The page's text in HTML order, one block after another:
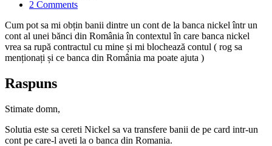
2 Comments
Cum pot sa mi obțin banii dintre un cont de la banca nickel într un
cont al unei bănci din România în contextul în care banca nickel
vrea sa rupă contractul cu mine și mi blochează contul ( rog sa
menționați și ce banca din România ma poate ajuta )
Raspuns
Stimate domn,
Solutia este sa cereti Nickel sa va transfere banii de pe card intr-un
cont pe care-l aveti la o banca din Romania.